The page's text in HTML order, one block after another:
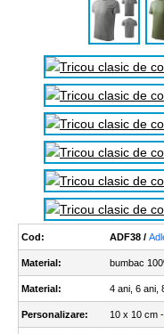
Cod: ADF38 /
Material: bumbac
Material: 4 ani, 6 ani,
Personalizare: 10 x 10 cm -